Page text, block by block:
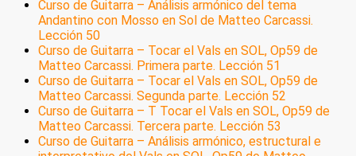
Curso de Guitarra – Análisis armónico del tema
Andantino con Mosso en Sol de Matteo Carcassi.
Lección 50
Curso de Guitarra – Tocar el Vals en SOL, Op59 de
Matteo Carcassi. Primera parte. Lección 51
Curso de Guitarra – Tocar el Vals en SOL, Op59 de
Matteo Carcassi. Segunda parte. Lección 52
Curso de Guitarra – T Tocar el Vals en SOL, Op59 de
Matteo Carcassi. Tercera parte. Lección 53
Curso de Guitarra – Análisis armónico, estructural e